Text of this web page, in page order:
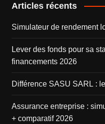
Articles récents
Simulateur de rendement
Lever des fonds pour sa
financements 2026
Différence SASU SARL :
Assurance entreprise :
+ comparatif 2026